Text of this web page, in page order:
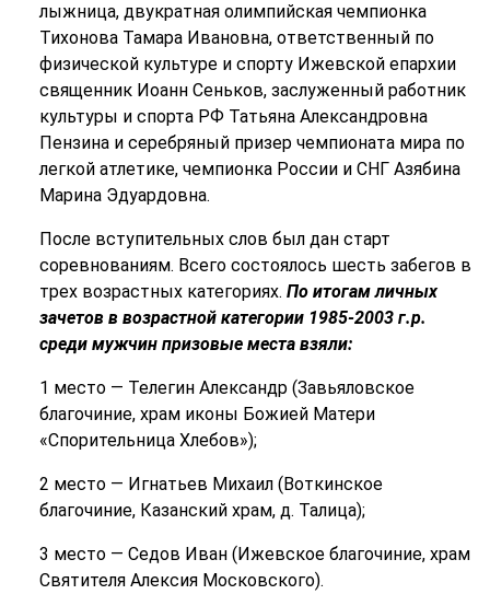
лыжница, двукратная олимпийская чемпионка
Тихонова Тамара Ивановна, ответственный по
физической культуре и спорту Ижевской епархии
священник Иоанн Сеньков, заслуженный работник
культуры и спорта РФ Татьяна Александровна
Пензина и серебряный призер чемпионата мира по
легкой атлетике, чемпионка России и СНГ Азябина
Марина Эдуардовна.
После вступительных слов был дан старт
соревнованиям. Всего состоялось шесть забегов в
трех возрастных категориях. По итогам личных
зачетов в возрастной категории 1985-2003 г.р.
среди мужчин призовые места взяли:
1 место — Телегин Александр (Завьяловское
благочиние, храм иконы Божией Матери
«Спорительница Хлебов»);
2 место — Игнатьев Михаил (Воткинское
благочиние, Казанский храм, д. Талица);
3 место — Седов Иван (Ижевское благочиние, храм
Святителя Алексия Московского).